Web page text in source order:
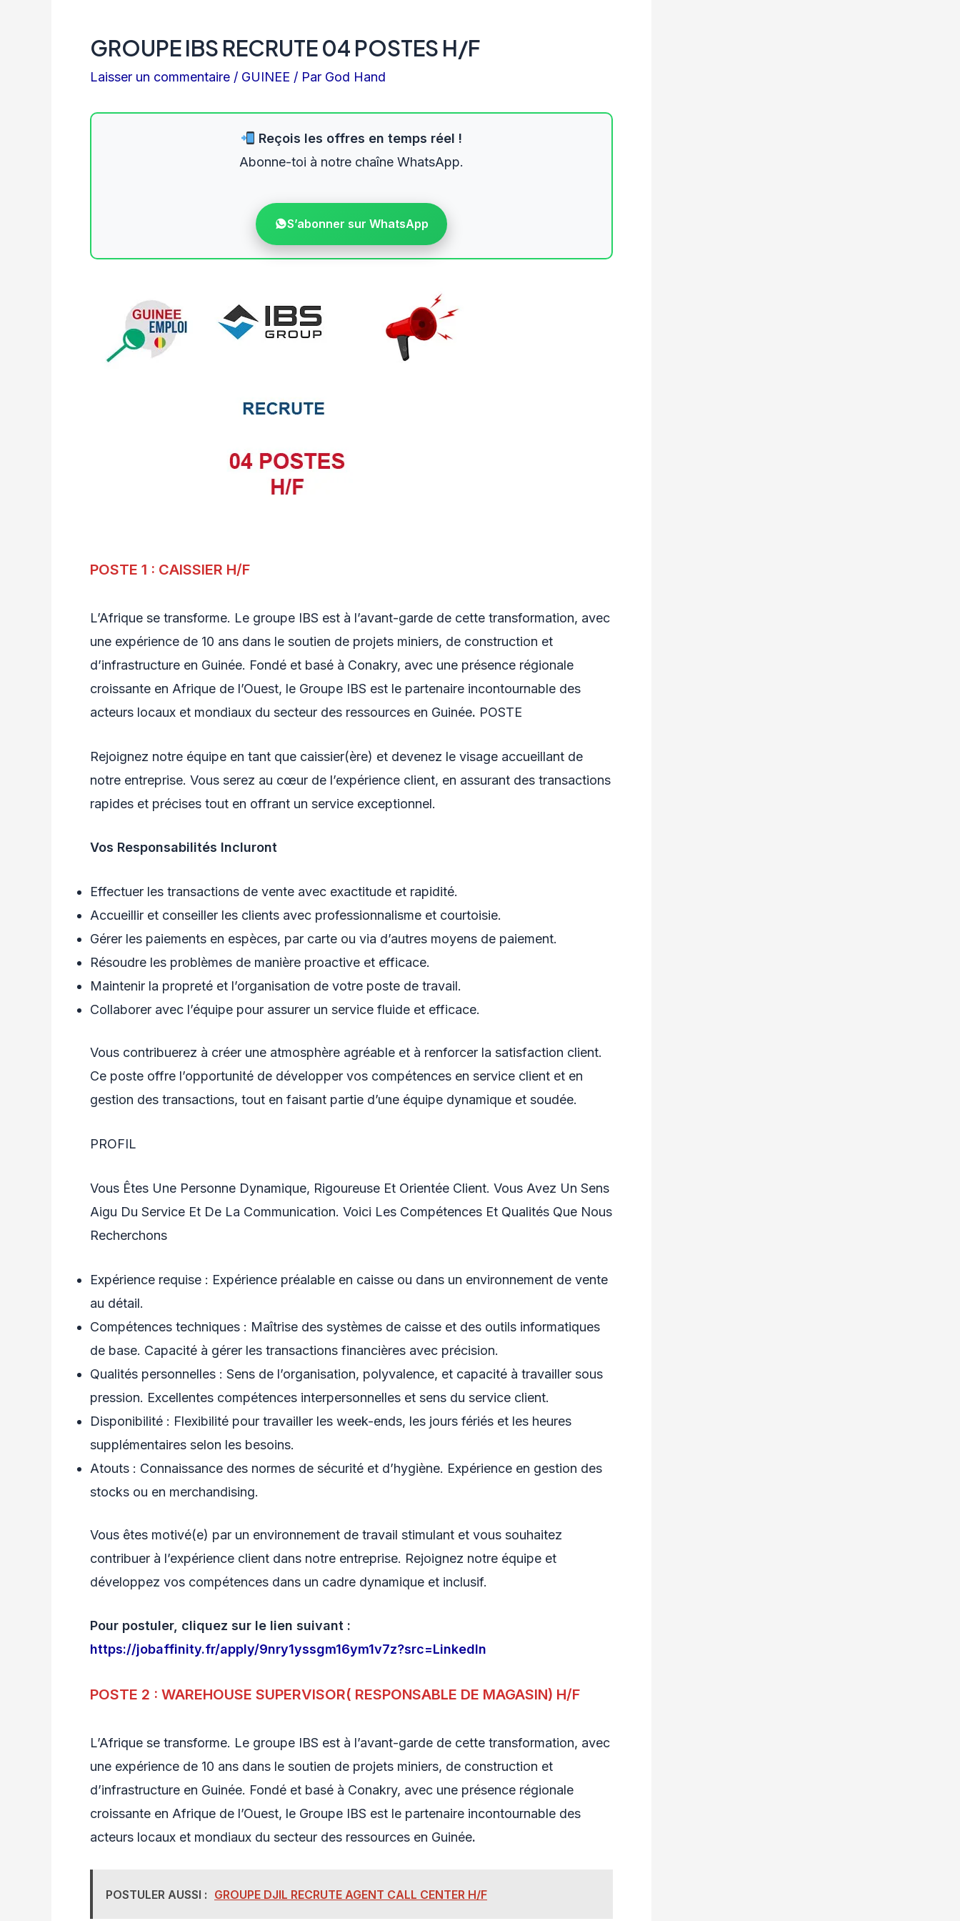
GROUPE IBS RECRUTE 04 POSTES H/F
Laisser un commentaire / GUINEE / Par God Hand
Reçois les offres en temps réel !
Abonne-toi à notre chaîne WhatsApp.
S’abonner sur WhatsApp
POSTE 1 : CAISSIER H/F
L’Afrique se transforme. Le groupe IBS est à l’avant-garde de cette transformation, avec
une expérience de 10 ans dans le soutien de projets miniers, de construction et
d’infrastructure en Guinée. Fondé et basé à Conakry, avec une présence régionale
croissante en Afrique de l’Ouest, le Groupe IBS est le partenaire incontournable des
acteurs locaux et mondiaux du secteur des ressources en Guinée. POSTE
Rejoignez notre équipe en tant que caissier(ère) et devenez le visage accueillant de
notre entreprise. Vous serez au cœur de l’expérience client, en assurant des transactions
rapides et précises tout en offrant un service exceptionnel.
Vos Responsabilités Incluront
Effectuer les transactions de vente avec exactitude et rapidité.
Accueillir et conseiller les clients avec professionnalisme et courtoisie.
Gérer les paiements en espèces, par carte ou via d’autres moyens de paiement.
Résoudre les problèmes de manière proactive et efficace.
Maintenir la propreté et l’organisation de votre poste de travail.
Collaborer avec l’équipe pour assurer un service fluide et efficace.
Vous contribuerez à créer une atmosphère agréable et à renforcer la satisfaction client.
Ce poste offre l’opportunité de développer vos compétences en service client et en
gestion des transactions, tout en faisant partie d’une équipe dynamique et soudée.
PROFIL
Vous Êtes Une Personne Dynamique, Rigoureuse Et Orientée Client. Vous Avez Un Sens
Aigu Du Service Et De La Communication. Voici Les Compétences Et Qualités Que Nous
Recherchons
Expérience requise : Expérience préalable en caisse ou dans un environnement de vente
au détail.
Compétences techniques : Maîtrise des systèmes de caisse et des outils informatiques
de base. Capacité à gérer les transactions financières avec précision.
Qualités personnelles : Sens de l’organisation, polyvalence, et capacité à travailler sous
pression. Excellentes compétences interpersonnelles et sens du service client.
Disponibilité : Flexibilité pour travailler les week-ends, les jours fériés et les heures
supplémentaires selon les besoins.
Atouts : Connaissance des normes de sécurité et d’hygiène. Expérience en gestion des
stocks ou en merchandising.
Vous êtes motivé(e) par un environnement de travail stimulant et vous souhaitez
contribuer à l’expérience client dans notre entreprise. Rejoignez notre équipe et
développez vos compétences dans un cadre dynamique et inclusif.
Pour postuler, cliquez sur le lien suivant :
https://jobaffinity.fr/apply/9nry1yssgm16ym1v7z?src=LinkedIn
POSTE 2 : WAREHOUSE SUPERVISOR( RESPONSABLE DE MAGASIN) H/F
L’Afrique se transforme. Le groupe IBS est à l’avant-garde de cette transformation, avec
une expérience de 10 ans dans le soutien de projets miniers, de construction et
d’infrastructure en Guinée. Fondé et basé à Conakry, avec une présence régionale
croissante en Afrique de l’Ouest, le Groupe IBS est le partenaire incontournable des
acteurs locaux et mondiaux du secteur des ressources en Guinée.
POSTULER AUSSI : GROUPE DJIL RECRUTE AGENT CALL CENTER H/F